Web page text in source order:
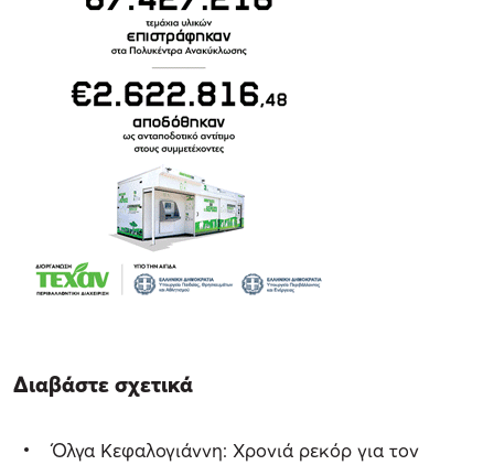
Διαβάστε σχετικά
Όλγα Κεφαλογιάννη: Χρονιά ρεκόρ για τον